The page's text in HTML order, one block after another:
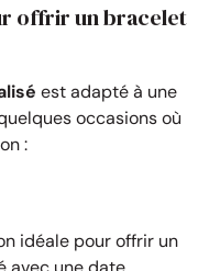
offrir un bracelet
est adapté à une
occasions où
:
idéale pour offrir un